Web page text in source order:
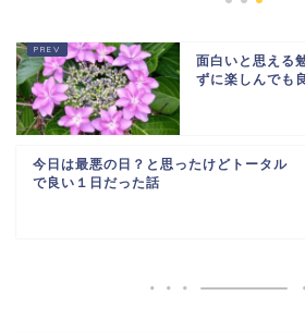
面白いと思える
ずに楽しんでも
今日は最悪の日？と思ったけどトータル
で良い１日だった話